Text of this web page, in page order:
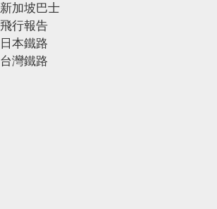
新加坡巴士
飛行報告
日本鐵路
台灣鐵路